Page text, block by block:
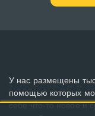
У нас размещены
помощью которых
себе что-то новое и